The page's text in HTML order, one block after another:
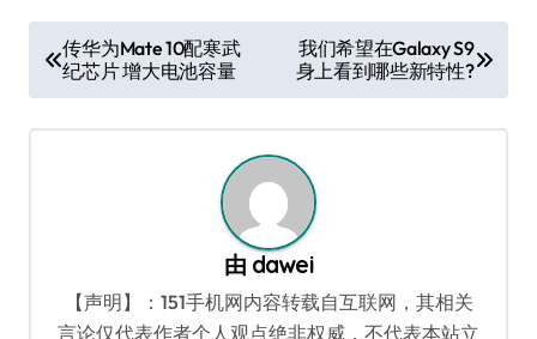
章
导
传华为Mate 10配寒武
纪芯片 增大电池容量
我们希望在Galaxy S9
身上看到哪些新特性?
由 dawei
【声明】：151手机网内容转载自互联网，其相关
言论仅代表作者个人观点绝非权威，不代表本站立